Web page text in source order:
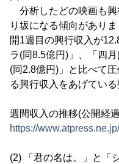
分析したどの映画も興
り坂になる傾向があり
開1週目の興行収入が
ラ(同8.5億円)」、「四
(同2.8億円)」と比べて
る興行収入をあげている
週間収入の推移(公開経
https://
(2) 「君の名は。」と「